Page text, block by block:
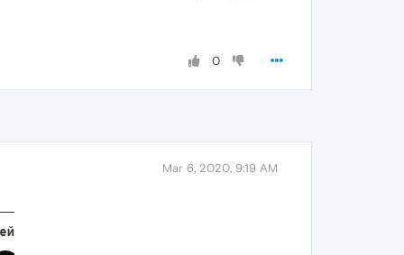
0
Mar 6, 2020, 9:19 AM